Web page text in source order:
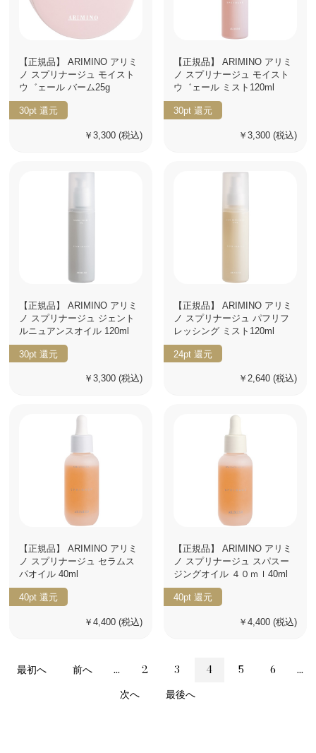
【正規品】 ARIMINO アリミ
ノ スプリナージュ モイスト
ウ゛ェール バーム25g
30pt 還元
￥3,300 (税込)
【正規品】 ARIMINO アリミ
ノ スプリナージュ モイスト
ウ゛ェール ミスト120ml
30pt 還元
￥3,300 (税込)
【正規品】 ARIMINO アリミ
ノ スプリナージュ ジェント
ルニュアンスオイル 120ml
30pt 還元
￥3,300 (税込)
【正規品】 ARIMINO アリミ
ノ スプリナージュ パフリフ
レッシング ミスト120ml
24pt 還元
￥2,640 (税込)
【正規品】 ARIMINO アリミ
ノ スプリナージュ セラムス
パオイル 40ml
40pt 還元
￥4,400 (税込)
【正規品】 ARIMINO アリミ
ノ スプリナージュ スパスー
ジングオイル ４０ｍｌ40ml
40pt 還元
￥4,400 (税込)
最初へ 前へ ... 2 3 4 5 6
...
次へ
最後へ